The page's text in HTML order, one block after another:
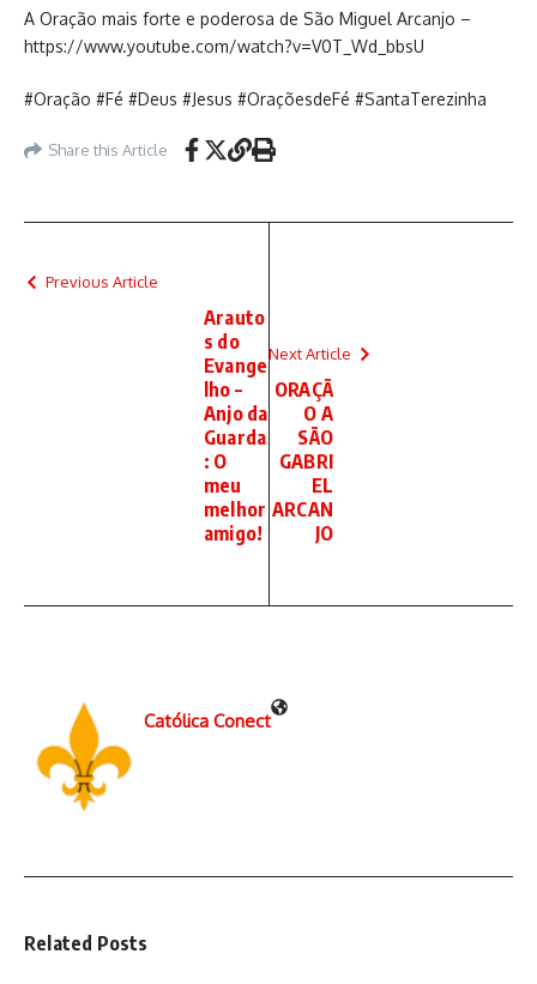
A Oração mais forte e poderosa de São Miguel Arcanjo –
https://www.youtube.com/watch?v=V0T_Wd_bbsU
#Oração #Fé #Deus #Jesus #OraçõesdeFé #SantaTerezinha
Share this Article
Previous Article
Arauto
s do
Evange
lho –
Anjo da
Guarda
: O
meu
melhor
amigo!
Next Article
ORAÇÃ
O A
SÃO
GABRI
EL
ARCAN
JO
Católica Conect
Related Posts